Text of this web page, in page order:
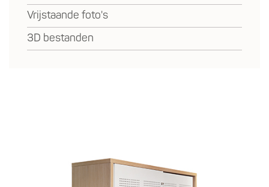
Vrijstaande foto's
3D bestanden